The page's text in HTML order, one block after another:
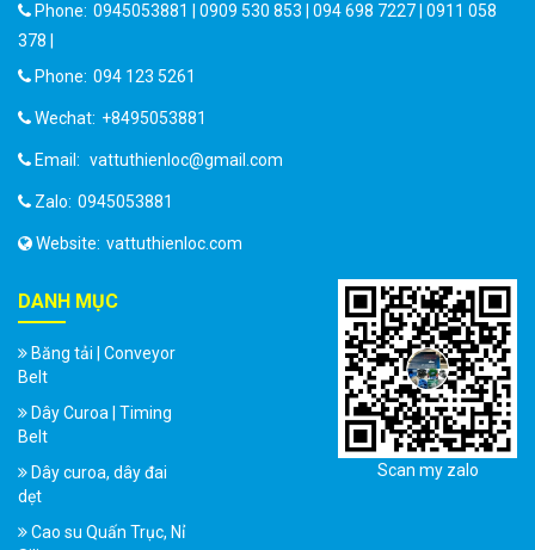
Phone: 0945053881 | 0909 530 853 | 094 698 7227 | 0911 058
378 |
Phone: 094 123 5261
Wechat: +8495053881
Email: vattuthienloc@gmail.com
Zalo: 0945053881
Website: vattuthienloc.com
DANH MỤC
Băng tải | Conveyor
Belt
Dây Curoa | Timing
Belt
Dây curoa, dây đai
dẹt
Cao su Quấn Trục, Nỉ
Scan my zalo